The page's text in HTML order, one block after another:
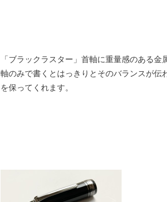
「ブラックラスター」首軸に重量感のある
軸のみで書くとはっきりとそのバランスが伝
を保ってくれます。